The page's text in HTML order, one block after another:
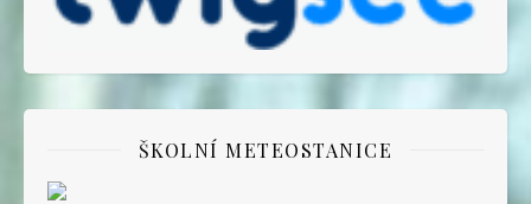
ŠKOLNÍ METEOSTANICE